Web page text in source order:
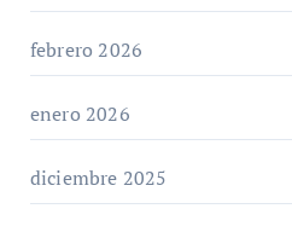
febrero 2026
enero 2026
diciembre 2025